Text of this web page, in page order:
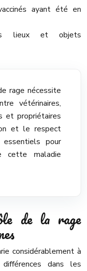
ayant été en
lieux et objets
rage nécessite
vétérinaires,
et propriétaires
et le respect
pour
cette maladie
de la rage
considérablement à
dans les